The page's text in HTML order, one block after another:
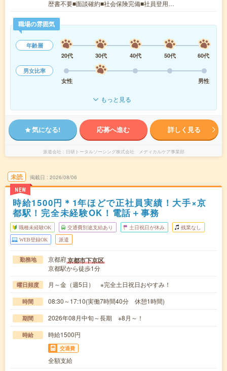
歴書不要■面談確約■社会保険完備■社員登用…
職場の雰囲気
年齢層
20代
30代 40代 50代
60代
男女比率
女性
男性
もっと見る
気になる! 応募へ進む 詳しく見る
派遣会社 日研トータルソーシング株式会社 メディカルケア事業部
未読
NEW
掲載日 2026/08/06
時給1500円＊1年ほどで正社員実績！大手×京
都駅！完全未経験OK！電話＋事務
職種未経験OK 交通費別途支給あり 土日祝日が休み 残業なし
WEB登録OK 派遣
勤務地 京都府京都市下京区
京都駅から徒歩1分
曜日頻度 月～金（週5日） ※完全土日祝日おやすみ！
時間 08:30～17:10(実働7時間40分 休憩1時間)
期間 2026年08月中旬～長期 ※8月～！
時給 時給1500円
交通費
全額支給